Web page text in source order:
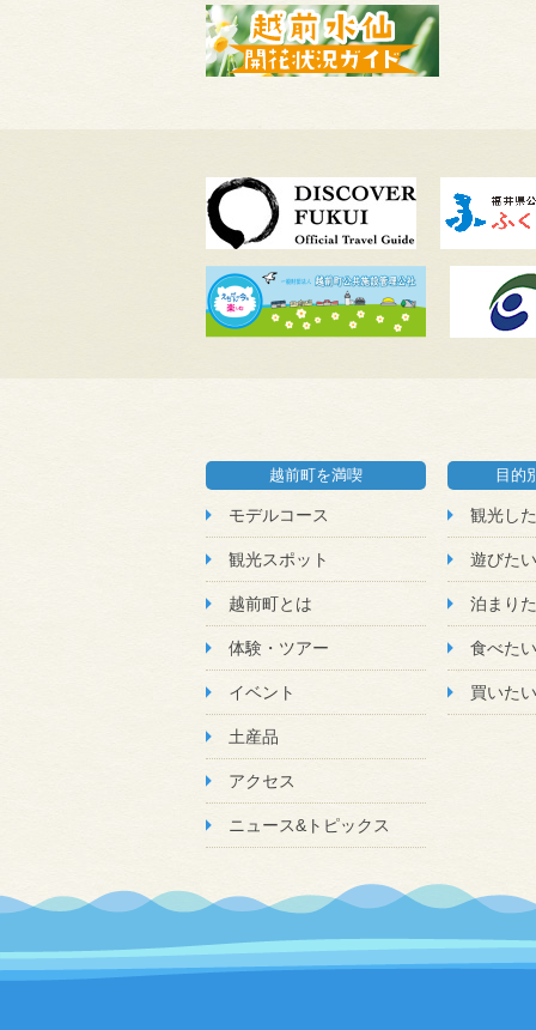
越前町を満喫
モデルコース
観光スポット
越前町とは
体験・ツアー
イベント
土産品
アクセス
ニュース&トピックス
目的
観光し
遊びたい
泊まり
食べたい
買いたい